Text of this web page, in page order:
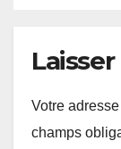
Votre
champs